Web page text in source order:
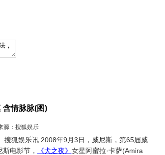
含情脉脉(图)
源：搜狐娱乐
狐娱乐讯 2008年9月3日，威尼斯，第65届威
斯电影节，
《犬之夜》 女星阿蜜拉·卡萨(Amira